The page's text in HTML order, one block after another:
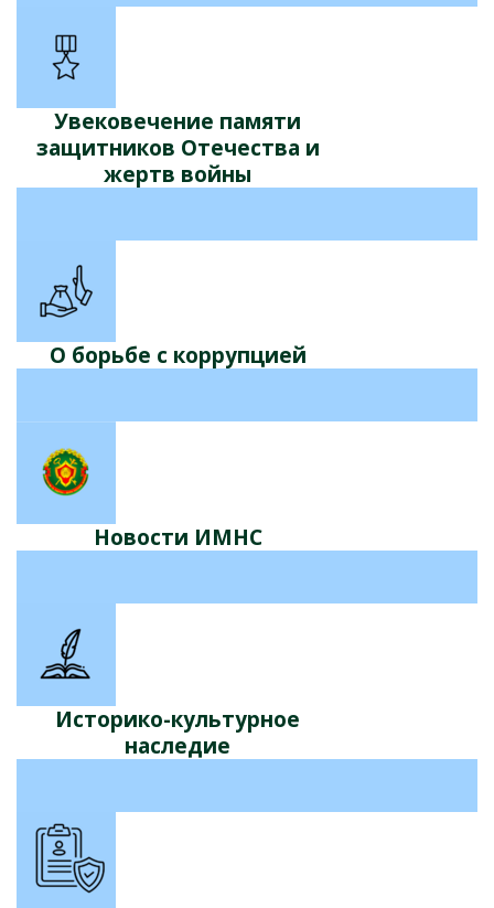
Увековечение памяти
защитников Отечества и
жертв войны
О борьбе с коррупцией
Новости ИМНС
Историко-культурное
наследие